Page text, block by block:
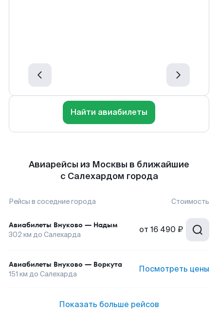
Найти авиабилеты
Авиарейсы из Москвы в ближайшие
с Салехардом города
Рейсы в соседние города Стоимость
Авиабилеты Внуково — Надым
302 км до Салехарда от 16 490 ₽
Авиабилеты Внуково — Воркута
151 км до Салехарда Посмотреть цены
Показать больше рейсов